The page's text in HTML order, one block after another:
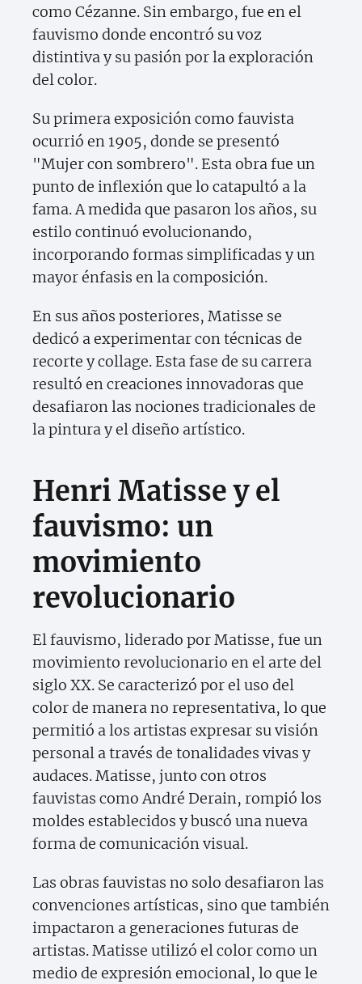
como Cézanne. Sin embargo, fue en el
fauvismo donde encontró su voz
distintiva y su pasión por la exploración
del color.
Su primera exposición como fauvista
ocurrió en 1905, donde se presentó
"Mujer con sombrero". Esta obra fue un
punto de inflexión que lo catapultó a la
fama. A medida que pasaron los años, su
estilo continuó evolucionando,
incorporando formas simplificadas y un
mayor énfasis en la composición.
En sus años posteriores, Matisse se
dedicó a experimentar con técnicas de
recorte y collage. Esta fase de su carrera
resultó en creaciones innovadoras que
desafiaron las nociones tradicionales de
la pintura y el diseño artístico.
Henri Matisse y el
fauvismo: un
movimiento
revolucionario
El fauvismo, liderado por Matisse, fue un
movimiento revolucionario en el arte del
siglo XX. Se caracterizó por el uso del
color de manera no representativa, lo que
permitió a los artistas expresar su visión
personal a través de tonalidades vivas y
audaces. Matisse, junto con otros
fauvistas como André Derain, rompió los
moldes establecidos y buscó una nueva
forma de comunicación visual.
Las obras fauvistas no solo desafiaron las
convenciones artísticas, sino que también
impactaron a generaciones futuras de
artistas. Matisse utilizó el color como un
medio de expresión emocional, lo que le